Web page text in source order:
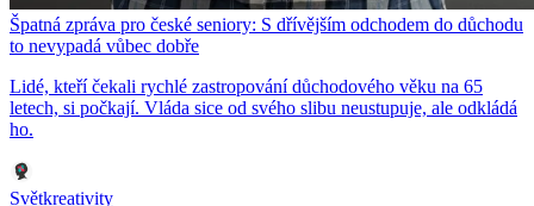
Špatná zpráva pro české seniory: S dřívějším odchodem do důchodu
to nevypadá vůbec dobře
Lidé, kteří čekali rychlé zastropování důchodového věku na 65
letech, si počkají. Vláda sice od svého slibu neustupuje, ale odkládá
ho.
Světkreativity